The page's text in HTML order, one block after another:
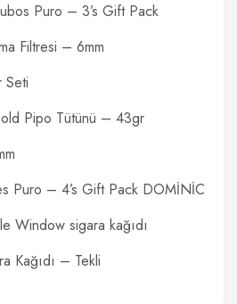
Puro – 3’s Gift Pack
Filtresi – 6mm
Seti
Pipo Tütünü – 43gr
Puro – 4’s Gift Pack DOMİNİC
Window sigara kağıdı
Kağıdı – Tekli